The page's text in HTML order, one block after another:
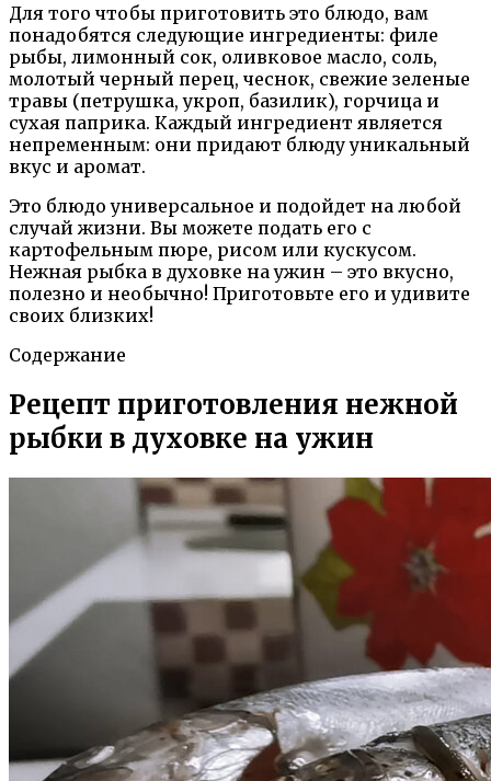
Для того чтобы приготовить это блюдо, вам
понадобятся следующие ингредиенты: филе
рыбы, лимонный сок, оливковое масло, соль,
молотый черный перец, чеснок, свежие зеленые
травы (петрушка, укроп, базилик), горчица и
сухая паприка. Каждый ингредиент является
непременным: они придают блюду уникальный
вкус и аромат.
Это блюдо универсальное и подойдет на любой
случай жизни. Вы можете подать его с
картофельным пюре, рисом или кускусом.
Нежная рыбка в духовке на ужин – это вкусно,
полезно и необычно! Приготовьте его и удивите
своих близких!
Содержание
Рецепт приготовления нежной
рыбки в духовке на ужин